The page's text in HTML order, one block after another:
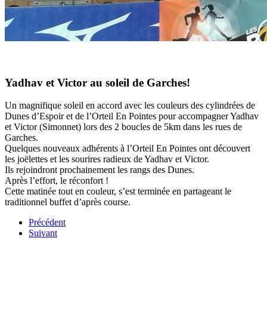
Yadhav et Victor au soleil de Garches!
Un magnifique soleil en accord avec les couleurs des cylindrées de
Dunes d’Espoir et de l’Orteil En Pointes pour accompagner Yadhav
et Victor (Simonnet) lors des 2 boucles de 5km dans les rues de
Garches.
Quelques nouveaux adhérents à l’Orteil En Pointes ont découvert
les joëlettes et les sourires radieux de Yadhav et Victor.
Ils rejoindront prochainement les rangs des Dunes.
Après l’effort, le réconfort !
Cette matinée tout en couleur, s’est terminée en partageant le
traditionnel buffet d’après course.
Précédent
Suivant